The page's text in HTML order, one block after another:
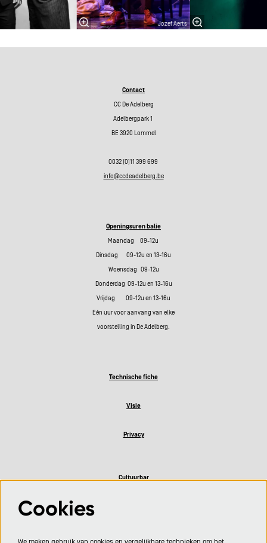
Jozef Aerts
Contact
CC De Adelberg
Adelbergpark 1
BE 3920 Lommel
0032 (0)11 399 699
info@ccdeadelberg.be
Openingsuren balie
Maandag 09-12u
Dinsdag 09-12u en 13-16u
Woensdag 09-12u
Donderdag 09-12u en 13-16u
Vrijdag 09-12u en 13-16u
Eén uur voor aanvang van elke
voorstelling in De Adelberg.
Technische fiche
Visie
Privacy
Cultuurbar
Cookies